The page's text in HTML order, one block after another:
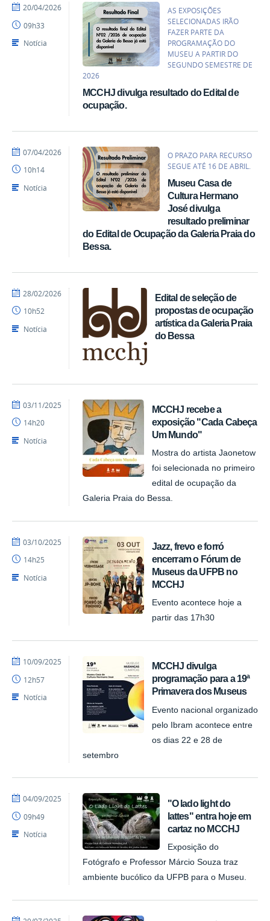
AS EXPOSIÇÕES
SELECIONADAS IRÃO
FAZER PARTE DA
PROGRAMAÇÃO DO
MUSEU A PARTIR DO
SEGUNDO SEMESTRE DE
2026
MCCHJ divulga resultado do Edital de
ocupação.
por
-
MCCHJ
publicado
20/04/2026
09h33
Notícia
O PRAZO PARA RECURSO
SEGUE ATÉ 16 DE ABRIL.
Museu Casa de
Cultura Hermano
José divulga
resultado preliminar
do Edital de Ocupação da Galeria Praia do
Bessa.
por
-
MCCHJ
publicado
07/04/2026
10h14
Notícia
Edital de seleção de
propostas de ocupação
artística da Galeria Praia
do Bessa
por
publicado
28/02/2026
10h52
Notícia
MCCHJ recebe a
exposição "Cada Cabeça
Um Mundo"
Mostra do artista Jaonetow
foi selecionada no primeiro
edital de ocupação da
Galeria Praia do Bessa.
por
MCCHJ
publicado
03/11/2025
14h20
Notícia
Jazz, frevo e forró
encerram o Fórum de
Museus da UFPB no
MCCHJ
Evento acontece hoje a
partir das 17h30
por
MCCHJ
publicado
03/10/2025
14h25
Notícia
MCCHJ divulga
programação para a 19ª
Primavera dos Museus
Evento nacional organizado
pelo Ibram acontece entre
os dias 22 e 28 de
setembro
por
MCCHJ
publicado
10/09/2025
12h57
Notícia
"O lado light do
lattes" entra hoje em
cartaz no MCCHJ
Exposição do
Fotógrafo e Professor Márcio Souza traz
ambiente bucólico da UFPB para o Museu.
por
MCCHJ
publicado
04/09/2025
09h49
Notícia